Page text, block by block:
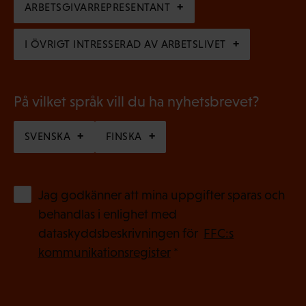
t
)
i
s
k
)
ARBETSGIVARREPRESENTANT
I ÖVRIGT INTRESSERAD AV ARBETSLIVET
På vilket språk vill du ha nyhetsbrevet?
SVENSKA FINSKA
Jag godkänner att mina uppgifter sparas och
behandlas i enlighet med
dataskyddsbeskrivningen för FFC:s
kommunikationsregister*